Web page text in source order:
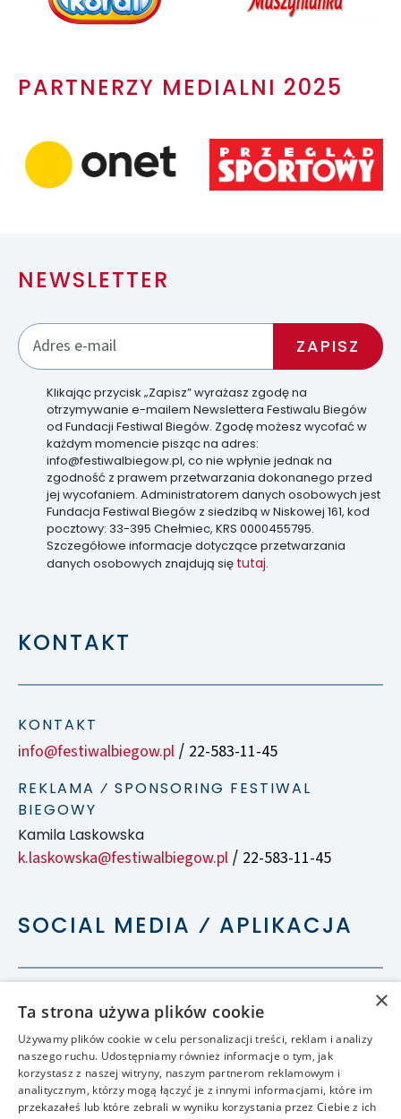
PARTNERZY MEDIALNI 2025
NEWSLETTER
Klikając przycisk „Zapisz” wyrażasz zgodę na
otrzymywanie e-mailem Newslettera Festiwalu Biegów
od Fundacji Festiwal Biegów. Zgodę możesz wycofać w
każdym momencie pisząc na adres:
info@festiwalbiegow.pl, co nie wpłynie jednak na
zgodność z prawem przetwarzania dokonanego przed
jej wycofaniem. Administratorem danych osobowych jest
Fundacja Festiwal Biegów z siedzibą w Niskowej 161, kod
pocztowy: 33-395 Chełmiec, KRS 0000455795.
Szczegółowe informacje dotyczące przetwarzania
danych osobowych znajdują się tutaj.
KONTAKT
KONTAKT
info@festiwalbiegow.pl / 22-583-11-45
REKLAMA ⁄ SPONSORING FESTIWAL
BIEGOWY
Kamila Laskowska
k.laskowska@festiwalbiegow.pl / 22-583-11-45
SOCIAL MEDIA ⁄ APLIKACJA
×
Ta strona używa plików cookie
Używamy plików cookie w celu personalizacji treści, reklam i analizy
naszego ruchu. Udostępniamy również informacje o tym, jak
korzystasz z naszej witryny, naszym partnerom reklamowym i
analitycznym, którzy mogą łączyć je z innymi informacjami, które im
przekazałeś lub które zebrali w wyniku korzystania przez Ciebie z ich